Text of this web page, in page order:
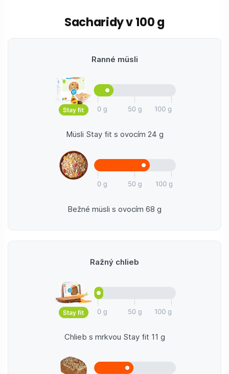
Sacharidy v 100 g
Ranné müsli
Müsli Stay fit s ovocím 24 g
Bežné müsli s ovocím 68 g
Ražný chlieb
Chlieb s mrkvou Stay fit 11 g